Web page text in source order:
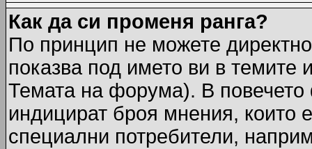
Как да си променя ранга?
По принцип не можете
показва под името ви в темите
Темата на форума). В повечето
индицират броя мнения, които
специални потребители,